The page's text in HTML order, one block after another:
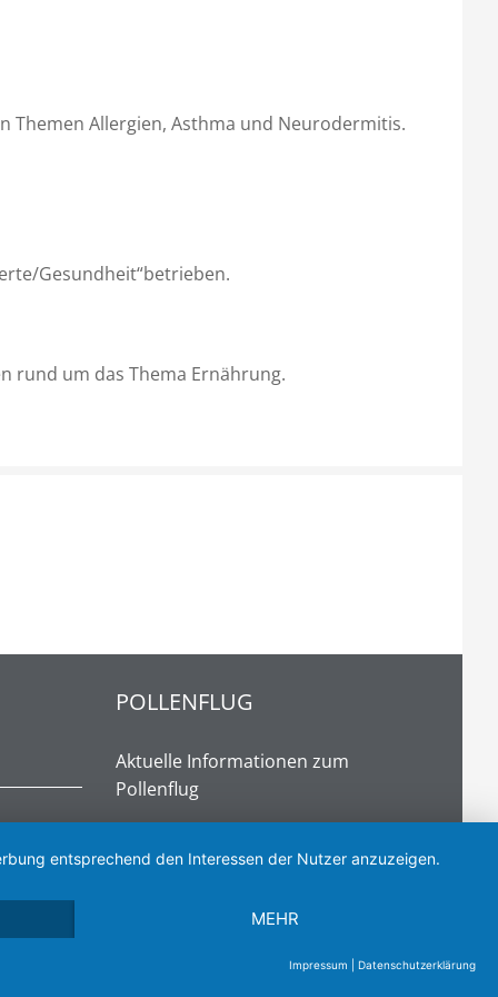
Themen Allergien, Asthma und Neurodermitis.
Gesundheit“betrieben.
rund um das Thema Ernährung.
POLLENFLUG
Aktuelle Informationen zum
Pollenflug
entsprechend den Interessen der Nutzer anzuzeigen.
MEHR
Impressum Datenschutzerklärung